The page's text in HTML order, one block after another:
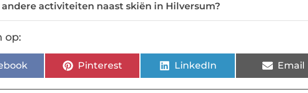
activiteiten naast skiën in Hilversum?
op:
Pinterest LinkedIn Email